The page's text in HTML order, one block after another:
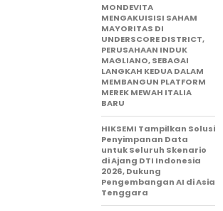
MONDEVITA
MENGAKUISISI SAHAM
MAYORITAS DI
UNDERSCORE DISTRICT,
PERUSAHAAN INDUK
MAGLIANO, SEBAGAI
LANGKAH KEDUA DALAM
MEMBANGUN PLATFORM
MEREK MEWAH ITALIA
BARU
HIKSEMI Tampilkan Solusi
Penyimpanan Data
untuk Seluruh Skenario
di Ajang DTI Indonesia
2026, Dukung
Pengembangan AI di Asia
Tenggara